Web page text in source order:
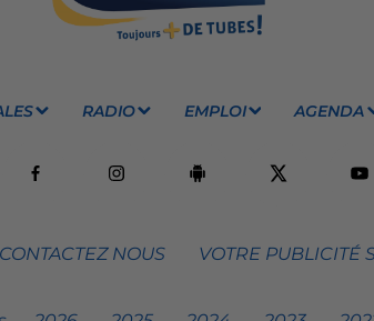
RADIO EMPLOI AGENDA
CONTACTEZ NOUS VOTRE PUBLICITÉ